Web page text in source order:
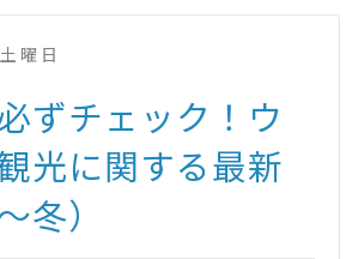
曜日
ずチェック！ウ
光に関する最新
冬）